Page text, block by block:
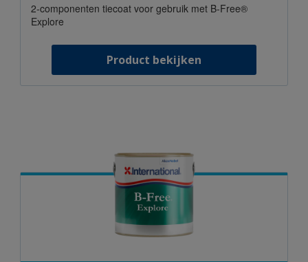
2-componenten tiecoat voor gebruik met B-Free®
Explore
Product bekijken